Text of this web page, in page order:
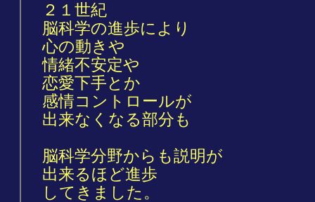
２１世紀
脳科学の進歩により
心の動きや
情緒不安定や
恋愛下手とか
感情コントロールが
出来なくなる部分も
脳科学分野からも説明が
出来るほど進歩
してきました。